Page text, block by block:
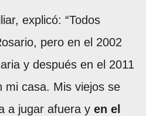
explicó: “Todos
pero en el 2002
y después en el 2011
mi casa. Mis viejos se
a jugar afuera y en el